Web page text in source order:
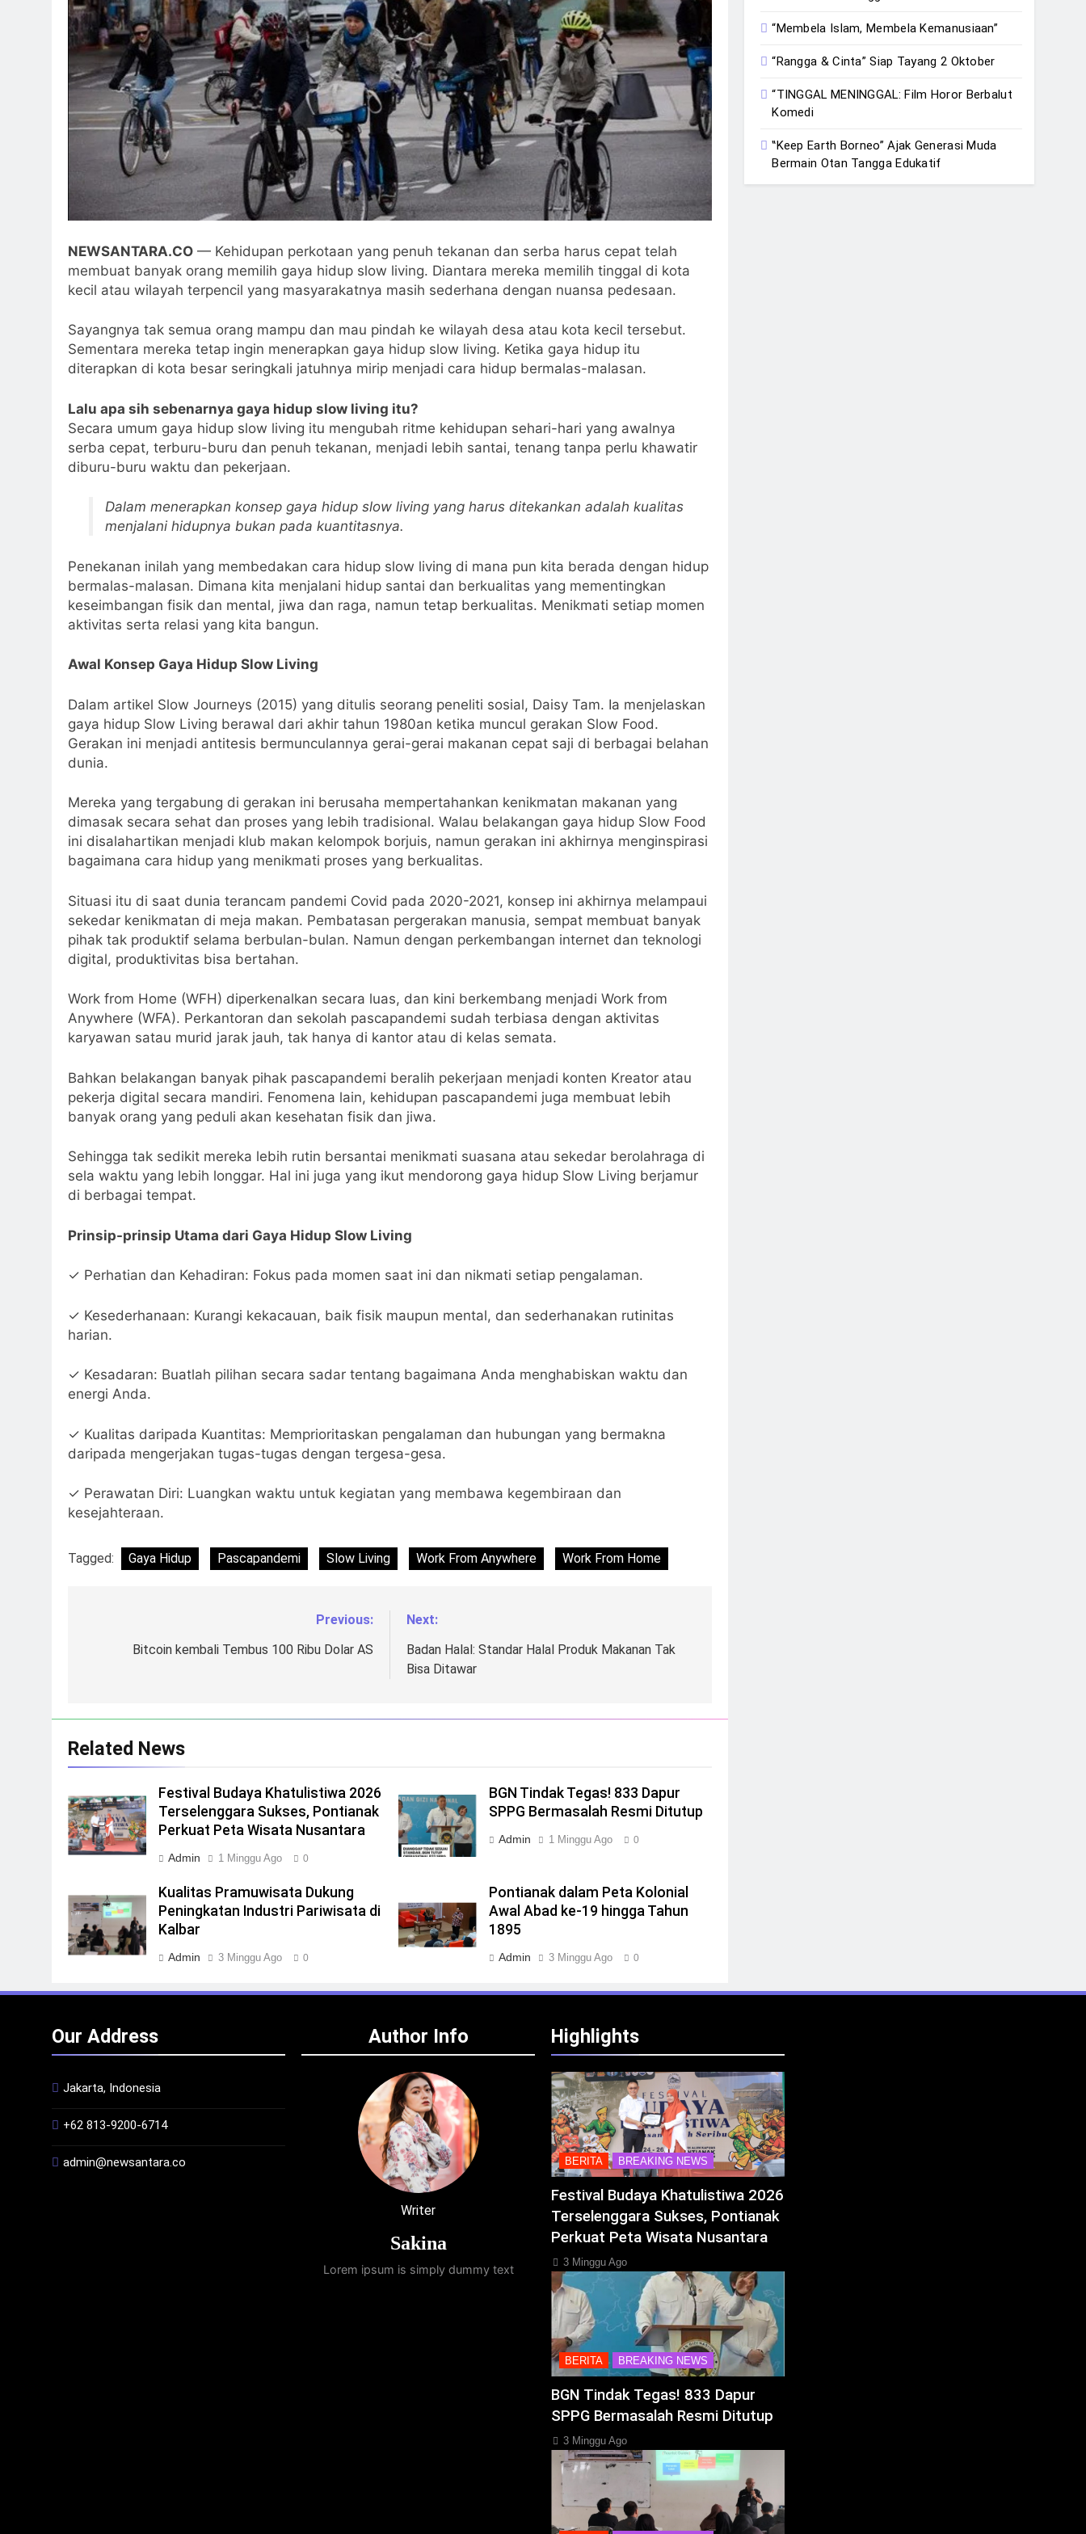
NEWSANTARA.CO — Kehidupan perkotaan yang penuh tekanan dan serba harus cepat telah
membuat banyak orang memilih gaya hidup slow living. Diantara mereka memilih tinggal di kota
kecil atau wilayah terpencil yang masyarakatnya masih sederhana dengan nuansa pedesaan.
Sayangnya tak semua orang mampu dan mau pindah ke wilayah desa atau kota kecil tersebut.
Sementara mereka tetap ingin menerapkan gaya hidup slow living. Ketika gaya hidup itu
diterapkan di kota besar seringkali jatuhnya mirip menjadi cara hidup bermalas-malasan.
Lalu apa sih sebenarnya gaya hidup slow living itu?
Secara umum gaya hidup slow living itu mengubah ritme kehidupan sehari-hari yang awalnya
serba cepat, terburu-buru dan penuh tekanan, menjadi lebih santai, tenang tanpa perlu khawatir
diburu-buru waktu dan pekerjaan.
Dalam menerapkan konsep gaya hidup slow living yang harus ditekankan adalah kualitas
menjalani hidupnya bukan pada kuantitasnya.
Penekanan inilah yang membedakan cara hidup slow living di mana pun kita berada dengan hidup
bermalas-malasan. Dimana kita menjalani hidup santai dan berkualitas yang mementingkan
keseimbangan fisik dan mental, jiwa dan raga, namun tetap berkualitas. Menikmati setiap momen
aktivitas serta relasi yang kita bangun.
Awal Konsep Gaya Hidup Slow Living
Dalam artikel Slow Journeys (2015) yang ditulis seorang peneliti sosial, Daisy Tam. Ia menjelaskan
gaya hidup Slow Living berawal dari akhir tahun 1980an ketika muncul gerakan Slow Food.
Gerakan ini menjadi antitesis bermunculannya gerai-gerai makanan cepat saji di berbagai belahan
dunia.
Mereka yang tergabung di gerakan ini berusaha mempertahankan kenikmatan makanan yang
dimasak secara sehat dan proses yang lebih tradisional. Walau belakangan gaya hidup Slow Food
ini disalahartikan menjadi klub makan kelompok borjuis, namun gerakan ini akhirnya menginspirasi
bagaimana cara hidup yang menikmati proses yang berkualitas.
Situasi itu di saat dunia terancam pandemi Covid pada 2020-2021, konsep ini akhirnya melampaui
sekedar kenikmatan di meja makan. Pembatasan pergerakan manusia, sempat membuat banyak
pihak tak produktif selama berbulan-bulan. Namun dengan perkembangan internet dan teknologi
digital, produktivitas bisa bertahan.
Work from Home (WFH) diperkenalkan secara luas, dan kini berkembang menjadi Work from
Anywhere (WFA). Perkantoran dan sekolah pascapandemi sudah terbiasa dengan aktivitas
karyawan satau murid jarak jauh, tak hanya di kantor atau di kelas semata.
Bahkan belakangan banyak pihak pascapandemi beralih pekerjaan menjadi konten Kreator atau
pekerja digital secara mandiri. Fenomena lain, kehidupan pascapandemi juga membuat lebih
banyak orang yang peduli akan kesehatan fisik dan jiwa.
Sehingga tak sedikit mereka lebih rutin bersantai menikmati suasana atau sekedar berolahraga di
sela waktu yang lebih longgar. Hal ini juga yang ikut mendorong gaya hidup Slow Living berjamur
di berbagai tempat.
Prinsip-prinsip Utama dari Gaya Hidup Slow Living
✓ Perhatian dan Kehadiran: Fokus pada momen saat ini dan nikmati setiap pengalaman.
✓ Kesederhanaan: Kurangi kekacauan, baik fisik maupun mental, dan sederhanakan rutinitas
harian.
✓ Kesadaran: Buatlah pilihan secara sadar tentang bagaimana Anda menghabiskan waktu dan
energi Anda.
✓ Kualitas daripada Kuantitas: Memprioritaskan pengalaman dan hubungan yang bermakna
daripada mengerjakan tugas-tugas dengan tergesa-gesa.
✓ Perawatan Diri: Luangkan waktu untuk kegiatan yang membawa kegembiraan dan
kesejahteraan.
Tagged: Gaya Hidup Pascapandemi Slow Living Work From Anywhere Work From Home
Previous:
Bitcoin kembali Tembus 100 Ribu Dolar AS
Next:
Badan Halal: Standar Halal Produk Makanan Tak
Bisa Ditawar
Related News
Festival Budaya Khatulistiwa 2026
Terselenggara Sukses, Pontianak
Perkuat Peta Wisata Nusantara
Admin 1 Minggu Ago 0
BGN Tindak Tegas! 833 Dapur
SPPG Bermasalah Resmi Ditutup
Admin 1 Minggu Ago 0
Kualitas Pramuwisata Dukung
Peningkatan Industri Pariwisata di
Kalbar
Admin 3 Minggu Ago 0
Pontianak dalam Peta Kolonial
Awal Abad ke-19 hingga Tahun
1895
Admin 3 Minggu Ago 0
“Membela Islam, Membela Kemanusiaan”
“Rangga & Cinta” Siap Tayang 2 Oktober
“TINGGAL MENINGGAL: Film Horor Berbalut
Komedi
‟Keep Earth Borneo” Ajak Generasi Muda
Bermain Otan Tangga Edukatif
Our Address
Jakarta, Indonesia
+62 813-9200-6714
admin@newsantara.co
Author Info
Writer
Sakina
Lorem ipsum is simply dummy text
Highlights
BERITA BREAKING NEWS
Festival Budaya Khatulistiwa 2026
Terselenggara Sukses, Pontianak
Perkuat Peta Wisata Nusantara
3 Minggu Ago
BERITA BREAKING NEWS
BGN Tindak Tegas! 833 Dapur
SPPG Bermasalah Resmi Ditutup
3 Minggu Ago